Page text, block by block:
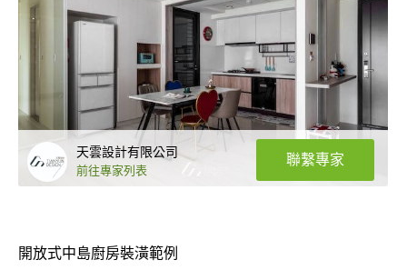
天雲設計有限公司
前往專家列表
聯繫專家
開放式中島廚房裝潢範例